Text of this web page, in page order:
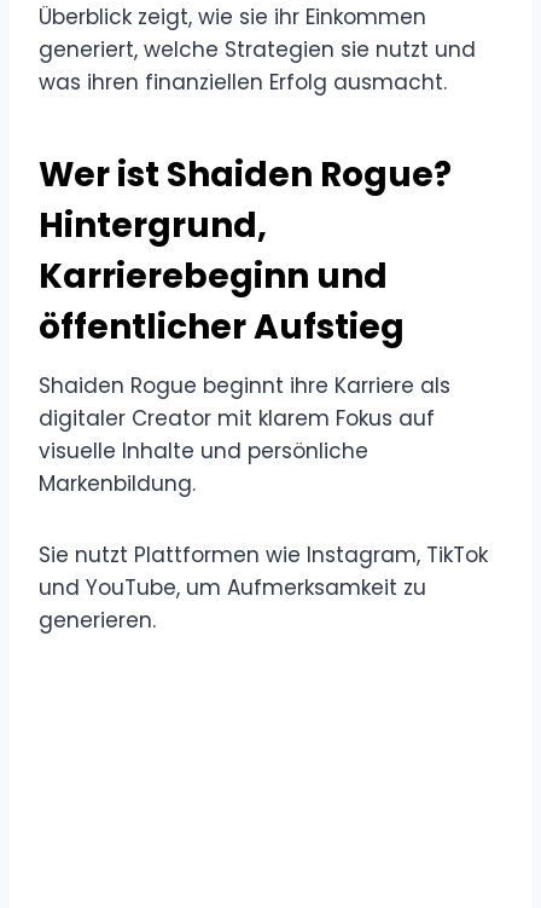
Überblick zeigt, wie sie ihr Einkommen
generiert, welche Strategien sie nutzt und
was ihren finanziellen Erfolg ausmacht.
Wer ist Shaiden Rogue?
Hintergrund,
Karrierebeginn und
öffentlicher Aufstieg
Shaiden Rogue beginnt ihre Karriere als
digitaler Creator mit klarem Fokus auf
visuelle Inhalte und persönliche
Markenbildung.
Sie nutzt Plattformen wie Instagram, TikTok
und YouTube, um Aufmerksamkeit zu
generieren.